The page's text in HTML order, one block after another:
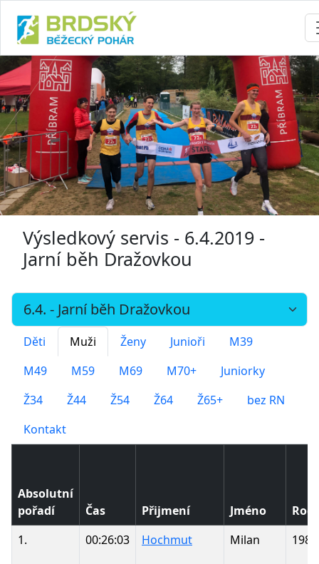
Výsledkový servis - 6.4.2019 -
Jarní běh Dražovkou
Děti Muži Ženy Junioři
M39
M49
M59 M69 M70+
Juniorky
Ž34
Ž44 Ž54 Ž64 Ž65+
bez RN
Kontakt
Absolutní
pořadí
Čas Přijmení Jméno
1.
00:26:03 Hochmut Milan 1987